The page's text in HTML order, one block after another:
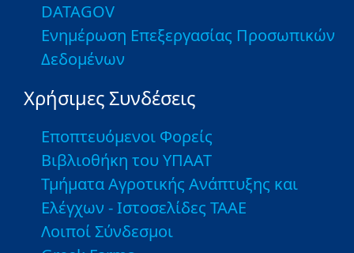
DATAGOV
Ενημέρωση Επεξεργασίας Προσωπικών
Δεδομένων
Χρήσιμες Συνδέσεις
Εποπτευόμενοι Φορείς
Βιβλιοθήκη του ΥΠΑΑΤ
Τμήματα Αγροτικής Ανάπτυξης και
Ελέγχων - Ιστοσελίδες ΤΑΑΕ
Λοιποί Σύνδεσμοι